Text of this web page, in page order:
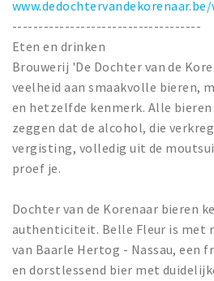
------------------------------------
Eten en drinken
Brouwerij 'De Dochter van de
veelheid aan smaakvolle bieren,
en hetzelfde kenmerk. Alle
zeggen dat de alcohol, die
vergisting, volledig uit de
proef je.
Dochter van de Korenaar bieren
authenticiteit. Belle Fleur is met
van Baarle Hertog - Nassau, een
en dorstlessend bier met